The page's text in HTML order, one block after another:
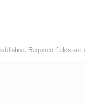
Required fields are